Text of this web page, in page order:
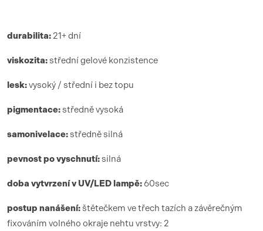
durabilita: 21+ dní
viskozita:střední gelové konzistence
lesk:vysoký / střední i bez topu
pigmentace:středně vysoká
samonivelace:středně silná
pevnost po vyschnutí:silná
doba vytvrzenív UV/LED lampě:60sec
postup nanášení:štětečkem ve třech tazích a závěrečným
fixováním volného okraje nehtu vrstvy: 2